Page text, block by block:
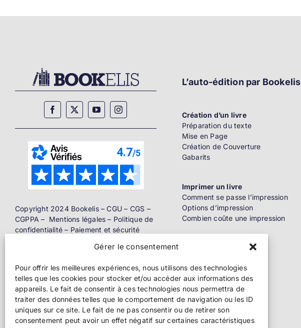
Gérer le consentement
Pour offrir les meilleures expériences, nous utilisons des technologies
telles que les cookies pour stocker et/ou accéder aux informations des
appareils. Le fait de consentir à ces technologies nous permettra de
traiter des données telles que le comportement de navigation ou les ID
uniques sur ce site. Le fait de ne pas consentir ou de retirer son
consentement peut avoir un effet négatif sur certaines caractéristiques
Copyright 2024 Bookelis –CGU – CGS –
CGPPA – Mentions légales – Politique de
confidentialité – Paiement et sécurité
L’auto-édition par Bookelis
Création d’un livre
Préparation du texte
Mise en Page
Création de Couverture
Gabarits
Imprimer un livre
Comment se passe l’impression
Options d’impression
Combien coûte une impression
Livre papier
Ebook
Pros de l’édition